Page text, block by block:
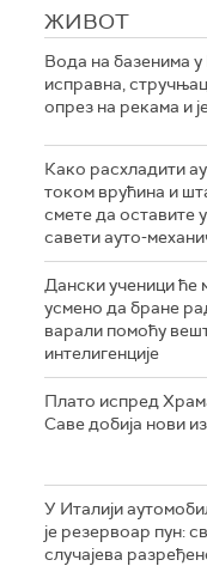
ЖИВОТ
Вода на базенима
исправна,
опрез на рекама и
Како расхладити
током врућина и
смете да оставите
савети ауто-
Дански ученици ће
усмено да бране
варали помоћу
интелигенције
Плато испред
Саве добија нови
У Италији
је резервоар пун:
случајева